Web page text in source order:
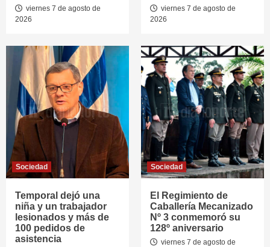
viernes 7 de agosto de
2026
viernes 7 de agosto de
2026
Sociedad
Temporal dejó una
niña y un trabajador
lesionados y más de
100 pedidos de
asistencia
Sociedad
El Regimiento de
Caballería Mecanizado
Nº 3 conmemoró su
128º aniversario
viernes 7 de agosto de